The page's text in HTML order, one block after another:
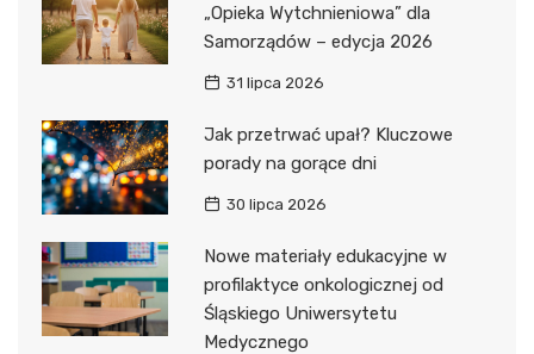
„Opieka Wytchnieniowa” dla
Samorządów – edycja 2026
31 lipca 2026
Jak przetrwać upał? Kluczowe
porady na gorące dni
30 lipca 2026
Nowe materiały edukacyjne w
profilaktyce onkologicznej od
Śląskiego Uniwersytetu
Medycznego